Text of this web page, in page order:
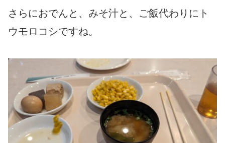
さらにおでんと、みそ汁と、ご飯代わりにト
ウモロコシですね。